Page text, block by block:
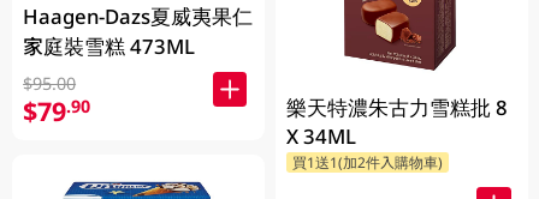
Haagen-Dazs夏威夷果仁
家庭裝雪糕 473ML
$95.00
$79.90
樂天特濃朱古力雪糕批 8
X 34ML
買1送1(加2件入購物車)